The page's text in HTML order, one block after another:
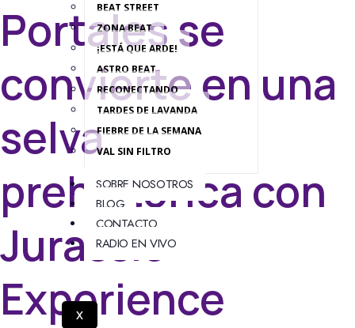
BEAT STREET
ZONA BEAT
¡ESTÁ QUE ARDE!
ASTRO BEAT
RECONECTANDO
TARDES DE LAVANDA
FIEBRE DE LA SEMANA
VAL SIN FILTRO
SOBRE NOSOTROS
BLOG
CONTACTO
RADIO EN VIVO
X
Portales se
convierte en una
selva
prehistórica con
Jurassic
Experience